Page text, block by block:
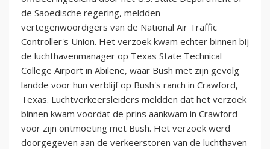
de Saoedische regering, meldden
vertegenwoordigers van de National Air Traffic
Controller's Union. Het verzoek kwam echter binnen bij
de luchthavenmanager op Texas State Technical
College Airport in Abilene, waar Bush met zijn gevolg
landde voor hun verblijf op Bush's ranch in Crawford,
Texas. Luchtverkeersleiders meldden dat het verzoek
binnen kwam voordat de prins aankwam in Crawford
voor zijn ontmoeting met Bush. Het verzoek werd
doorgegeven aan de verkeerstoren van de luchthaven